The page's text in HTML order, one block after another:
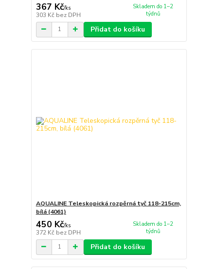
367 Kč/ks
303 Kč bez DPH
Skladem do 1–2
týdnů
Přidat do košíku
AQUALINE Teleskopická rozpěrná tyč 118-215cm,
bílá (4061)
450 Kč/ks
372 Kč bez DPH
Skladem do 1–2
týdnů
Přidat do košíku